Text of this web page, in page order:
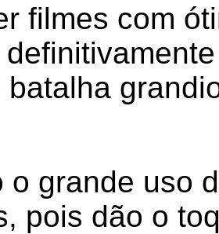
filmes com
batalha
o grande uso
pois dão o